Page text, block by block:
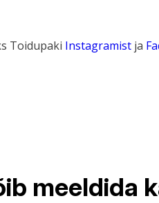
Toidupaki Instagramist ja
meeldida